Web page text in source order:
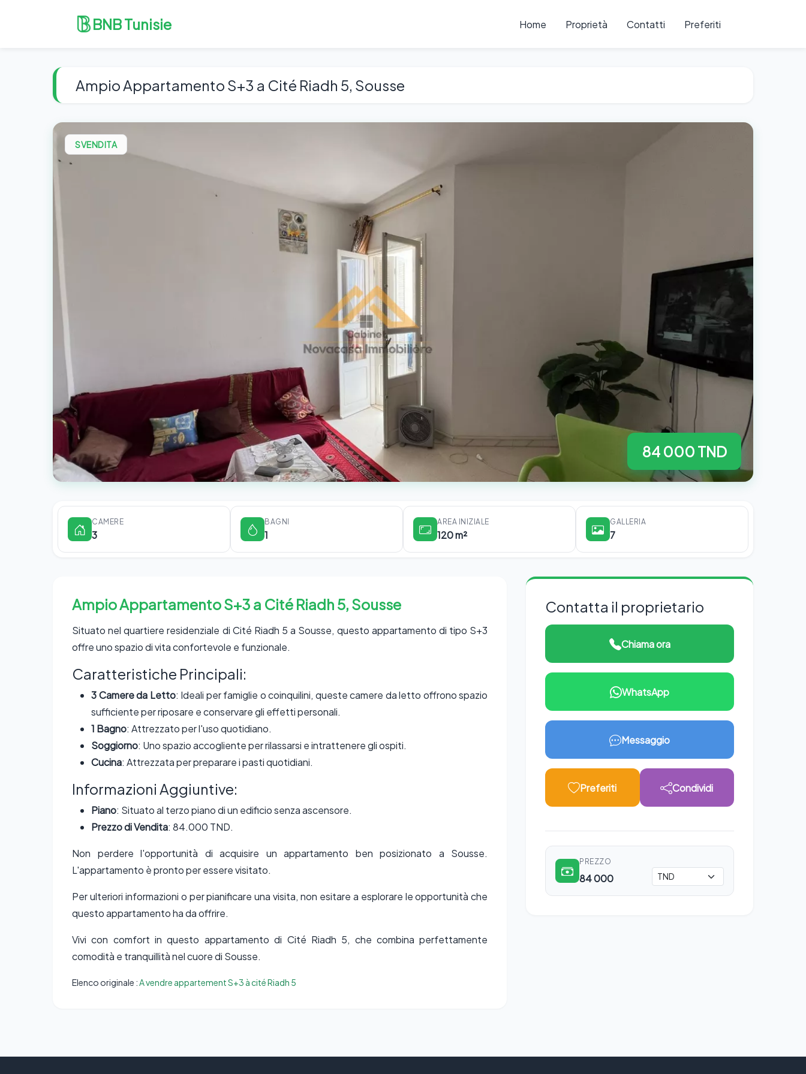
BNB Tunisie Home Proprietà Contatti Preferiti
Ampio Appartamento S+3 a Cité Riadh 5, Sousse
SVENDITA
84 000 TND
CAMERE
3
BAGNI
1
AREA INIZIALE
120 m²
GALLERIA
7
Ampio Appartamento S+3 a Cité Riadh 5, Sousse
Situato nel quartiere residenziale di Cité Riadh 5 a Sousse, questo appartamento di tipo S+3
offre uno spazio di vita confortevole e funzionale.
Caratteristiche Principali:
3 Camere da Letto: Ideali per famiglie o coinquilini, queste camere da letto offrono spazio
sufficiente per riposare e conservare gli effetti personali.
1 Bagno: Attrezzato per l'uso quotidiano.
Soggiorno: Uno spazio accogliente per rilassarsi e intrattenere gli ospiti.
Cucina: Attrezzata per preparare i pasti quotidiani.
Informazioni Aggiuntive:
Piano: Situato al terzo piano di un edificio senza ascensore.
Prezzo di Vendita: 84.000 TND.
Non perdere l'opportunità di acquisire un appartamento ben posizionato a Sousse.
L'appartamento è pronto per essere visitato.
Per ulteriori informazioni o per pianificare una visita, non esitare a esplorare le opportunità che
questo appartamento ha da offrire.
Vivi con comfort in questo appartamento di Cité Riadh 5, che combina perfettamente
comodità e tranquillità nel cuore di Sousse.
Elenco originale :A vendre appartement S+3 à cité Riadh 5
Contatta il proprietario
Chiama ora
WhatsApp
Messaggio
Preferiti Condividi
PREZZO
84 000